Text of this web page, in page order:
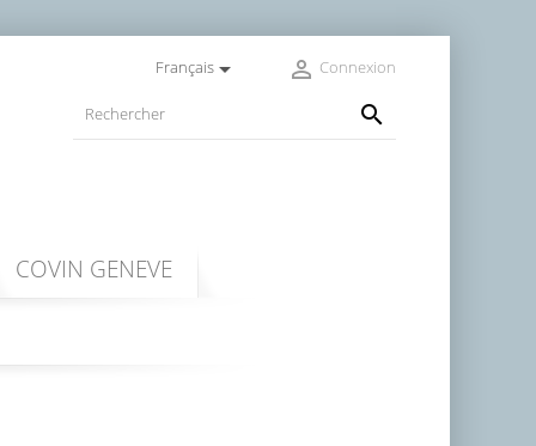
Français  Connexion
COVIN GENEVE
